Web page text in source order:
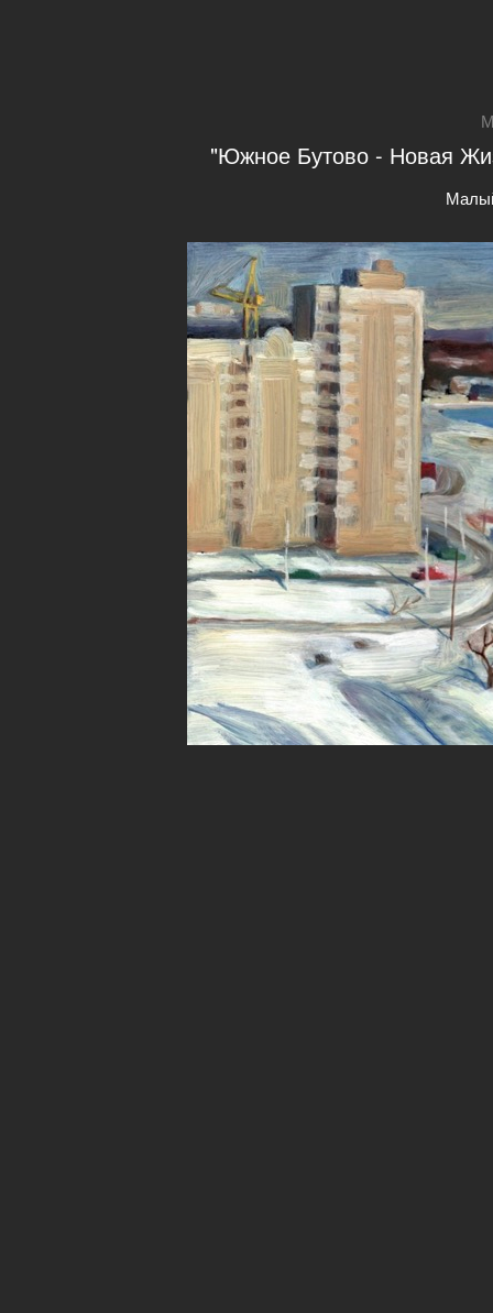
"Южное Бутово - Новая